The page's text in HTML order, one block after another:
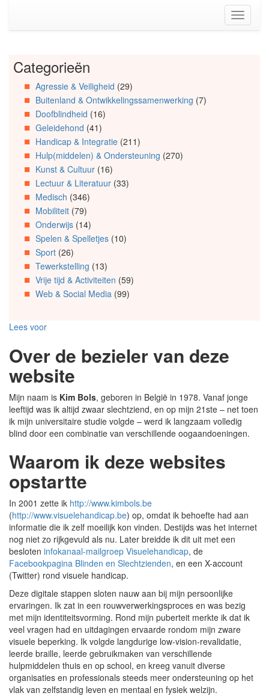
primaire
(Accesskey
Toggle
Spring
Artikels
Spring
naar
Info
Spring
Organisaties
Spring
naar
Social
media
Categorieën
Agressie & Veiligheid (29)
Buitenland & Ontwikkelingssamenwerking (7)
Doofblindheid (16)
Geleidehond (41)
Handicap & Integratie(211)
Hulp(middelen) & Ondersteuning (270)
Kunst & Cultuur(16)
Lectuur & Literatuur(33)
Medisch (346)
Mobiliteit(79)
Onderwijs(14)
Spelen & Spelletjes(10)
Sport(26)
Tewerkstelling (13)
Vrije tijd & Activiteiten (59)
Web & Social Media(99)
Lees voor
Over de bezieler van deze
website
Mijn naam is Kim Bols, geboren in België in 1978. Vanaf jonge
leeftijd was ik altijd zwaar slechtziend, en op mijn 21ste – net toen
ik mijn universitaire studie volgde – werd ik langzaam volledig
blind door een combinatie van verschillende oogaandoeningen.
Waarom ik deze websites
opstartte
In 2001 zette ik http://www.kimbols.be
(http://www.visuelehandicap.be) op, omdat ik behoefte had aan
informatie die ik zelf moeilijk kon vinden. Destijds was het internet
nog niet zo rijkgevuld als nu. Later breidde ik dit uit met een
besloten infokanaal-mailgroep Visuelehandicap, de
Facebookpagina Blinden en Slechtzienden, en een X-account
(Twitter) rond visuele handicap.
Deze digitale stappen sloten nauw aan bij mijn persoonlijke
ervaringen. Ik zat in een rouwverwerkingsproces en was bezig
met mijn identiteitsvorming. Rond mijn puberteit merkte ik dat ik
veel vragen had en uitdagingen ervaarde rondom mijn zware
visuele beperking. Ik volgde langdurige low-vision-revalidatie,
leerde braille, leerde gebruikmaken van verschillende
hulpmiddelen thuis en op school, en kreeg vanuit diverse
organisaties en professionals steeds meer ondersteuning op het
vlak van zelfstandig leven en mentaal en fysiek welzijn.